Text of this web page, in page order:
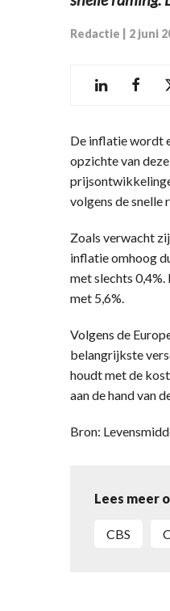
Redactie 2 juni
De inflatie wordt
opzichte van
volgens de snelle
Zoals verwacht
inflatie omhoog
met slechts
met 5,6%.
Volgens de
belangrijkste
houdt met de
aan de hand van
Bron:
Lees meer
CBS